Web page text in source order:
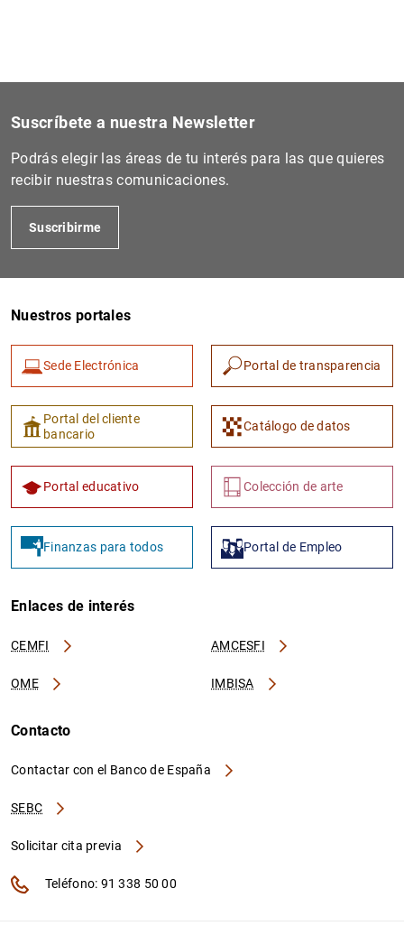
Suscríbete a nuestra Newsletter
Podrás elegir las áreas de tu interés para las que quieres
recibir nuestras comunicaciones.
Suscribirme
Nuestros portales
Sede Electrónica Portal de transparencia
Portal del cliente
bancario
Catálogo de datos
Portal educativo Colección de arte
Finanzas para todos Portal de Empleo
Enlaces de interés
CEMFI AMCESFI
OME IMBISA
Contacto
Contactar con el Banco de España
SEBC
Solicitar cita previa
Teléfono: 91 338 50 00